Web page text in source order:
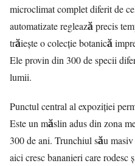
microclimat complet diferit de
automatizate reglează precis
trăiește o colecție botanică
Ele provin din 300 de specii
lumii.
Punctul central al expoziției
Este un măslin adus din zona
300 de ani. Trunchiul său
aici cresc bananieri care